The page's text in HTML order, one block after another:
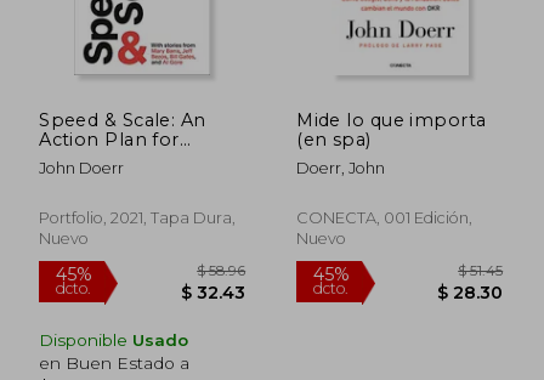
$ 29.03
Speed & Scale: An
Action Plan for
Solving our Climate
Crisis now (en Inglés)
John Doerr
Portfolio, 2021, Tapa Dura,
Nuevo
Disponible Usado
en Buen Estado a
Mide lo que importa
(en spa)
Doerr, John
CONECTA, 001 Edición,
Nuevo